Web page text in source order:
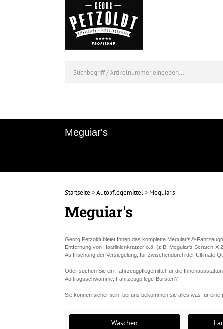
Meguiar's
Startseite »Autopflegemittel» Meguiar's
Meguiar's
Georg Petzoldt bietet Ihnen das komplette Meguiar's®-
Entfernung von Haarlinienkratzer o.ä. (z.B. Meguiar's Scratch-
Auffrischung der Versiegelung, für zwischendurch der Ultimate
Oder suchen Sie ein Fahrzeugpflegemittel für die
Auftragsschwämme, Fahrzeugpflege-Bürsten?
Sie können sicher sein, bei uns bekommen sie alles was für eine
Waschen